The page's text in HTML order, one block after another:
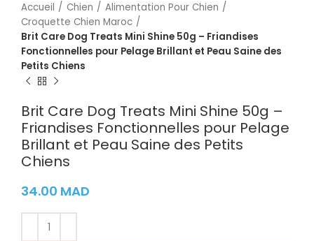
Accueil Chien
Alimentation Pour Chien
Croquette Chien Maroc
Brit Care Dog Treats Mini Shine 50g – Friandises
Fonctionnelles pour Pelage Brillant et Peau Saine des
Petits Chiens
Brit Care Dog Treats Mini Shine 50g –
Friandises Fonctionnelles pour Pelage
Brillant et Peau Saine des Petits
Chiens
34.00 MAD